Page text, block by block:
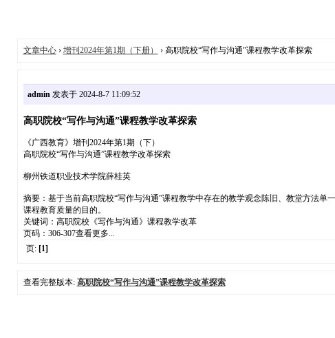
文章中心› 增刊2024年第1期（下册） › 高职院校“写作与沟通”课程教学改革探索
admin发表于 2024-8-7 11:09:52
高职院校“写作与沟通”课程教学改革探索
《广西教育》增刊2024年第1期（下）
高职院校“写作与沟通”课程教学改革探索
柳州铁道职业技术学院薛桂英
摘要：基于当前高职院校“写作与沟通”课程教学中存在的教学观念陈旧、教堂方法
课程教育质量的目的。
关键词：高职院校《写作与沟通》课程教学改革
页码：306-307查看更多...
页: [1]
查看完整版本: 高职院校“写作与沟通”课程教学改革探索